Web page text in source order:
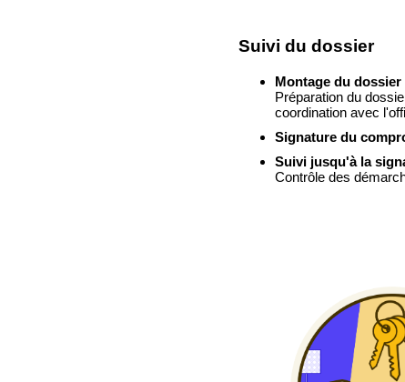
Suivi du dossier
Montage du dossier
Préparation du
coordination avec
Signature du
Suivi jusqu'à la
Contrôle des